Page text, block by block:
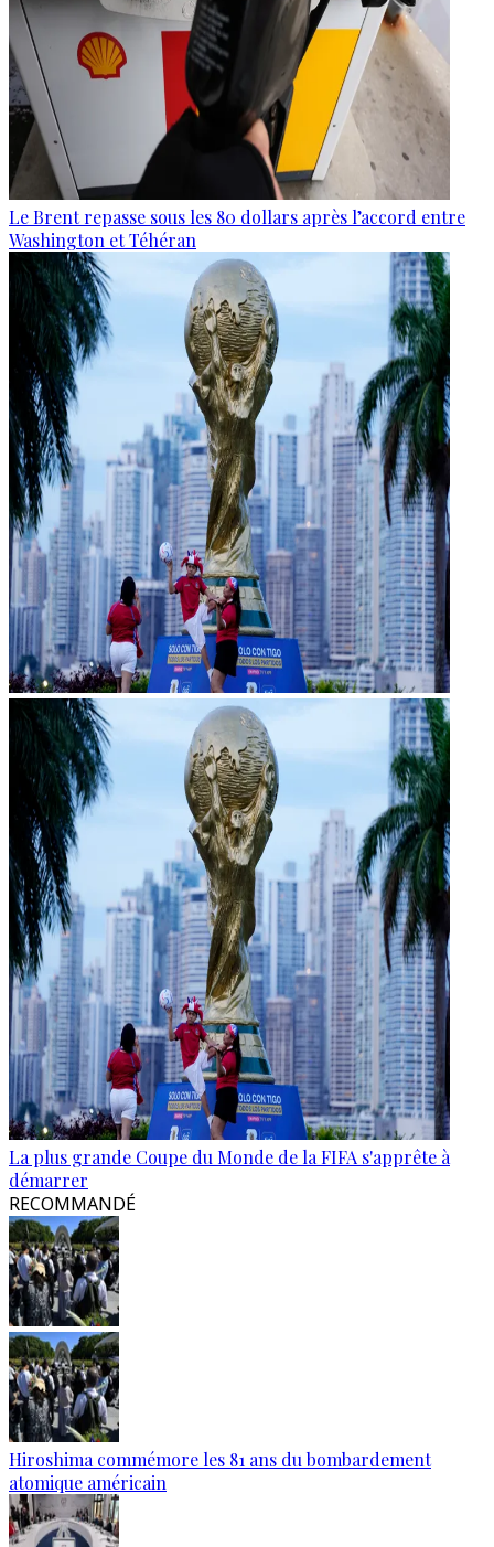
Le Brent repasse sous les 80 dollars après l’accord entre
Washington et Téhéran
La plus grande Coupe du Monde de la FIFA s'apprête à
démarrer
RECOMMANDÉ
Hiroshima commémore les 81 ans du bombardement
atomique américain